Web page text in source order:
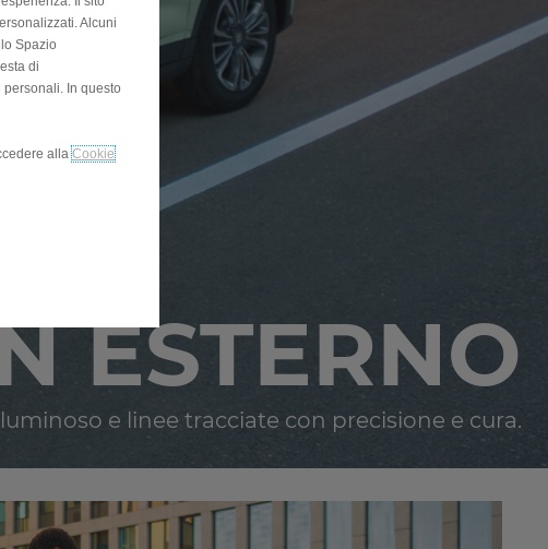
ESTERNO
e linee tracciate con precisione e cura.
Alcuni
Spazio
di
In questo
allaCookie